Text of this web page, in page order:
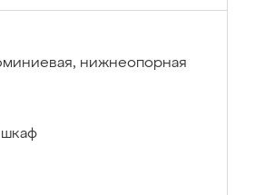
нижнеопорная
шкаф